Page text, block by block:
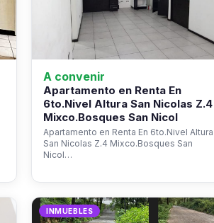
A convenir
Apartamento en Renta En
6to.Nivel Altura San Nicolas Z.4
Mixco.Bosques San Nicol
Apartamento en Renta En 6to.Nivel Altura
San Nicolas Z.4 Mixco.Bosques San
Nicol…
INMUEBLES